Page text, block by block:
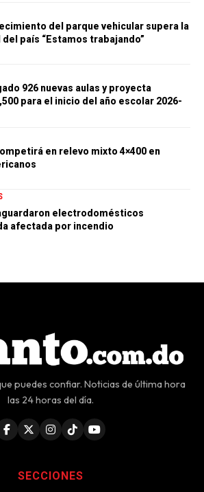
del parque vehicular supera la
país “Estamos trabajando”
926 nuevas aulas y proyecta
para el inicio del año escolar 2026-
en relevo mixto 4×400 en
electrodomésticos
afectada por incendio
puedes confiar. Noticias de última hora
las 24 horas del día.
SECCIONES